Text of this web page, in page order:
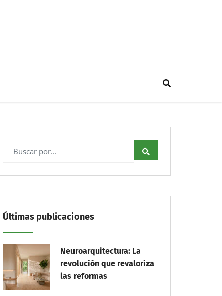
Últimas publicaciones
Neuroarquitectura: La
revolución que revaloriza
las reformas